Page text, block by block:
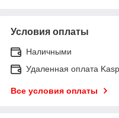
Условия оплаты
Наличными
Удаленная оплата
Все условия оплаты